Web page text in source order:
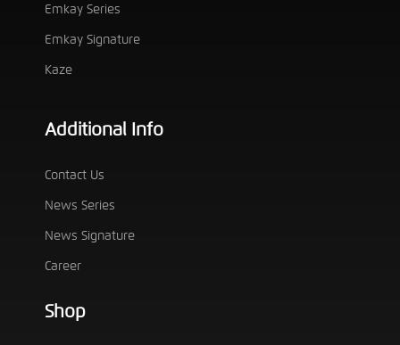
Emkay Series
Emkay Signature
Kaze
Additional Info
Contact Us
News Series
News Signature
Career
Shop